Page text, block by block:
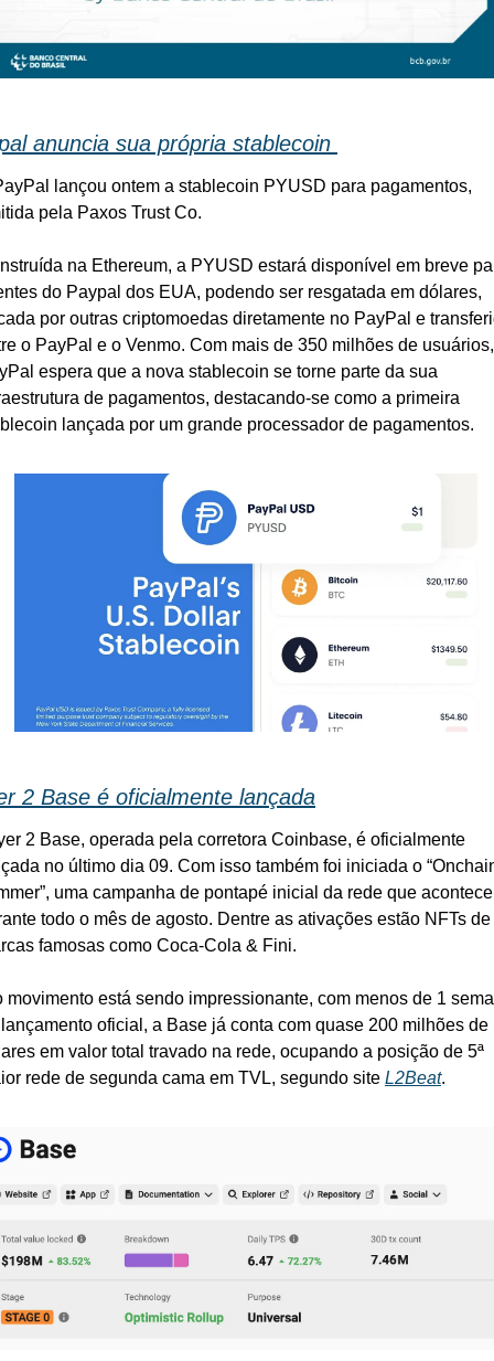
anuncia sua própria stablecoin
lançou ontem a stablecoin PYUSD para pagamentos,
pela Paxos Trust Co.
na Ethereum, a PYUSD estará disponível em breve
do Paypal dos EUA, podendo ser resgatada em dólares,
por outras criptomoedas diretamente no PayPal e
o PayPal e o Venmo. Com mais de 350 milhões de
espera que a nova stablecoin se torne parte da sua
de pagamentos, destacando-se como a primeira
lançada por um grande processador de pagamentos.
2 Base é oficialmente lançada
2 Base, operada pela corretora Coinbase, é oficialmente
no último dia 09. Com isso também foi iniciada o
uma campanha de pontapé inicial da rede que acontece
todo o mês de agosto. Dentre as ativações estão NFTs de
famosas como Coca-Cola & Fini.
movimento está sendo impressionante, com menos de 1
oficial, a Base já conta com quase 200 milhões de
em valor total travado na rede, ocupando a posição de 5ª
rede de segunda cama em TVL, segundo site L2Beat.